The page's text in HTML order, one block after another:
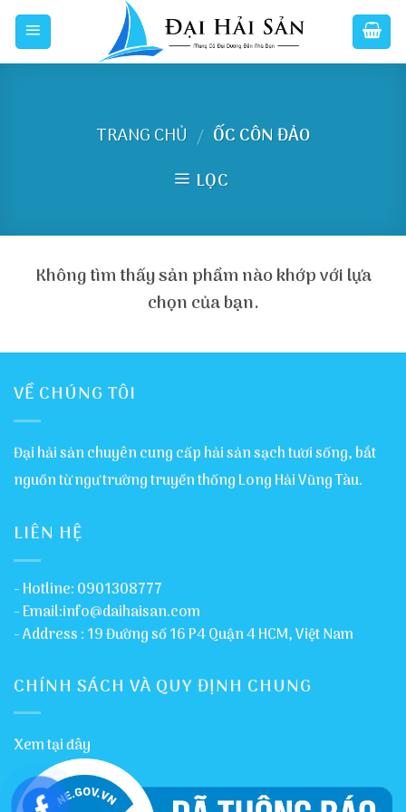
Skip
content
TRANG CHỦ / ỐC CÔN ĐẢO
LỌC
Không tìm thấy sản phẩm nào khớp với lựa
chọn của bạn.
VỀ CHÚNG TÔI
Đại hải sản chuyên cung cấp hải sản sạch tươi sống, bắt
nguồn từ ngư trường truyền thống Long Hải Vũng Tàu.
LIÊN HỆ
- Hotline: 0901308777
- Email:info@daihaisan.com
- Address : 19 Đường số 16 P4 Quận 4 HCM, Việt Nam
CHÍNH SÁCH VÀ QUY ĐỊNH CHUNG
Xem tại đây